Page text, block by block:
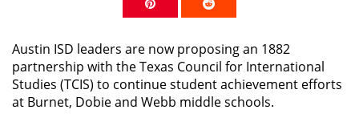
Austin ISD leaders are now proposing an 1882
partnership with the Texas Council for International
Studies (TCIS) to continue student achievement efforts
at Burnet, Dobie and Webb middle schools.